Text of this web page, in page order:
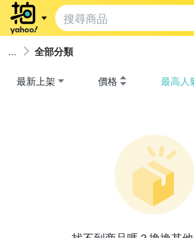
全部分類
最新上架 價格 最高人